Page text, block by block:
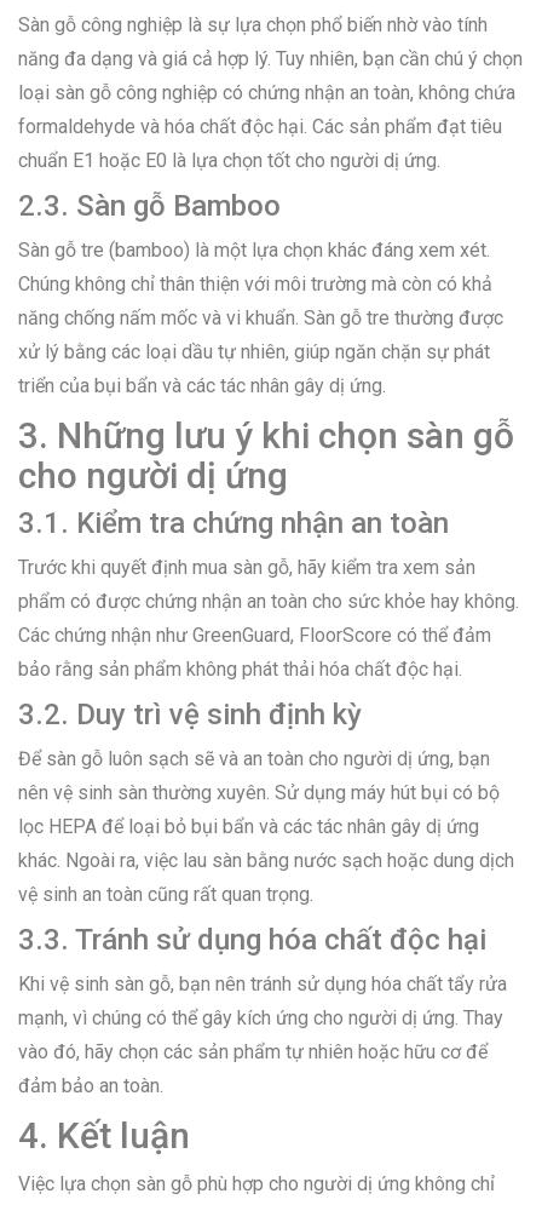
Sàn gỗ công nghiệp là sự lựa chọn phổ biến nhờ vào tính
năng đa dạng và giá cả hợp lý. Tuy nhiên, bạn cần chú ý chọn
loại sàn gỗ công nghiệp có chứng nhận an toàn, không chứa
formaldehyde và hóa chất độc hại. Các sản phẩm đạt tiêu
chuẩn E1 hoặc E0 là lựa chọn tốt cho người dị ứng.
2.3. Sàn gỗ Bamboo
Sàn gỗ tre (bamboo) là một lựa chọn khác đáng xem xét.
Chúng không chỉ thân thiện với môi trường mà còn có khả
năng chống nấm mốc và vi khuẩn. Sàn gỗ tre thường được
xử lý bằng các loại dầu tự nhiên, giúp ngăn chặn sự phát
triển của bụi bẩn và các tác nhân gây dị ứng.
3. Những lưu ý khi chọn sàn gỗ
cho người dị ứng
3.1. Kiểm tra chứng nhận an toàn
Trước khi quyết định mua sàn gỗ, hãy kiểm tra xem sản
phẩm có được chứng nhận an toàn cho sức khỏe hay không.
Các chứng nhận như GreenGuard, FloorScore có thể đảm
bảo rằng sản phẩm không phát thải hóa chất độc hại.
3.2. Duy trì vệ sinh định kỳ
Để sàn gỗ luôn sạch sẽ và an toàn cho người dị ứng, bạn
nên vệ sinh sàn thường xuyên. Sử dụng máy hút bụi có bộ
lọc HEPA để loại bỏ bụi bẩn và các tác nhân gây dị ứng
khác. Ngoài ra, việc lau sàn bằng nước sạch hoặc dung dịch
vệ sinh an toàn cũng rất quan trọng.
3.3. Tránh sử dụng hóa chất độc hại
Khi vệ sinh sàn gỗ, bạn nên tránh sử dụng hóa chất tẩy rửa
mạnh, vì chúng có thể gây kích ứng cho người dị ứng. Thay
vào đó, hãy chọn các sản phẩm tự nhiên hoặc hữu cơ để
đảm bảo an toàn.
4. Kết luận
Việc lựa chọn sàn gỗ phù hợp cho người dị ứng không chỉ